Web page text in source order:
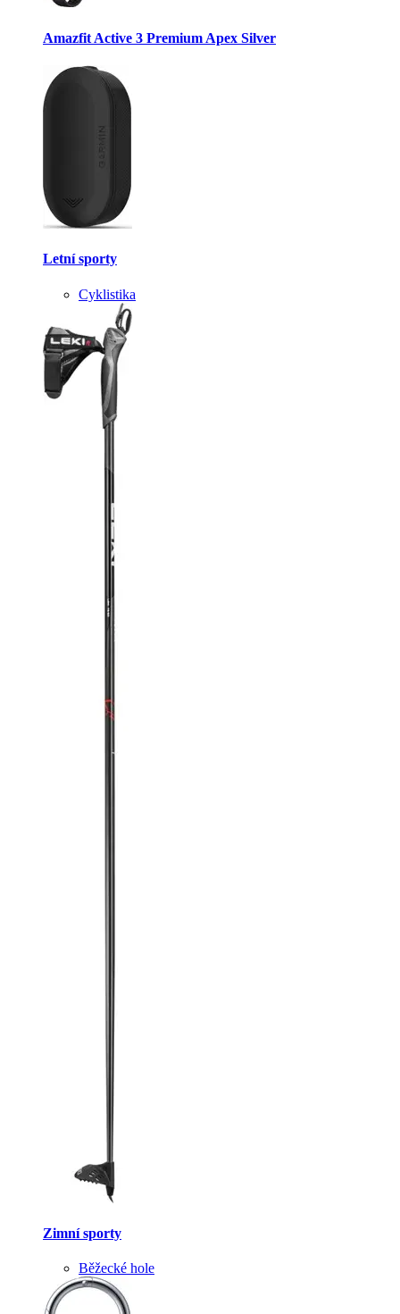
Amazfit Active 3 Premium Apex Silver
Letní sporty
Cyklistika
Zimní sporty
Běžecké hole